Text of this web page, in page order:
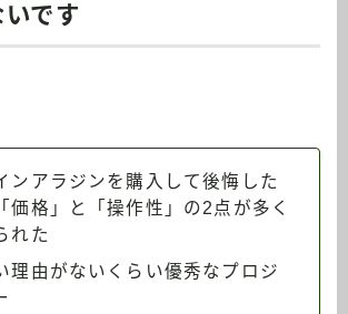
です
ンアラジンを購入して後悔した
価格」と「操作性」の2点が多く
れた
理由がないくらい優秀なプロジ